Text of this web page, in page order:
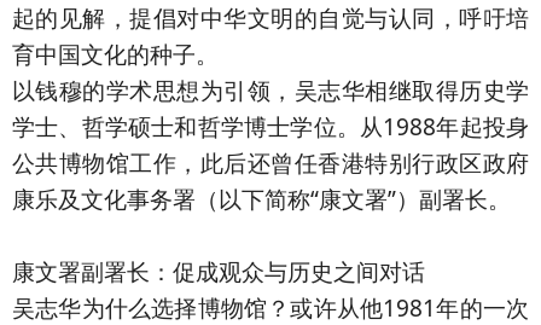
起的见解，提倡对中华文明的自觉与认同，呼吁培
育中国文化的种子。
以钱穆的学术思想为引领，吴志华相继取得历史学
学士、哲学硕士和哲学博士学位。从1988年起投身
公共博物馆工作，此后还曾任香港特别行政区政府
康乐及文化事务署（以下简称“康文署”）副署长。
康文署副署长：促成观众与历史之间对话
吴志华为什么选择博物馆？或许从他1981年的一次